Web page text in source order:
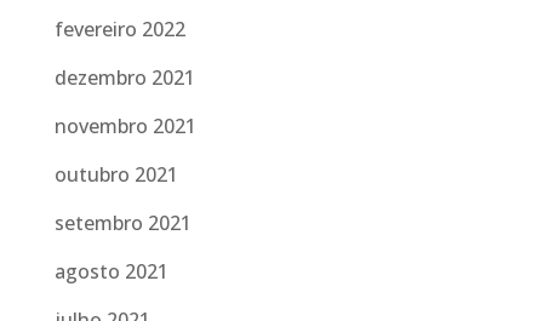
fevereiro 2022
dezembro 2021
novembro 2021
outubro 2021
setembro 2021
agosto 2021